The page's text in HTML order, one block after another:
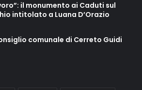
il monumento ai Caduti sul
intitolato a Luana D’Orazio
comunale di Cerreto Guidi